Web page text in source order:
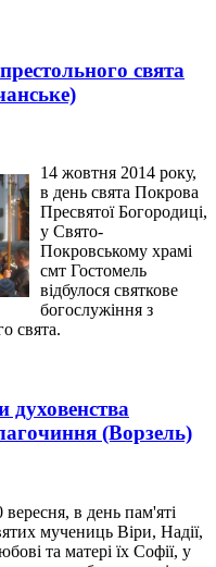
свята
14 жовтня 2014 року,
в день свята Покрова
Пресвятої Богородиці,
у Свято-
Покровському храмі
смт Гостомель
відбулося святкове
богослужіння з
свята.
духовенства
(Ворзель)
вересня, в день пам'яті
мучениць Віри, Надії,
та матері їх Софії, у